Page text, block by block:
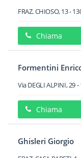
FRAZ. CHIOSO, 13-
Chiama
Formentini
Via DEGLI ALPINI, 29-
Chiama
Ghisleri Giorgio